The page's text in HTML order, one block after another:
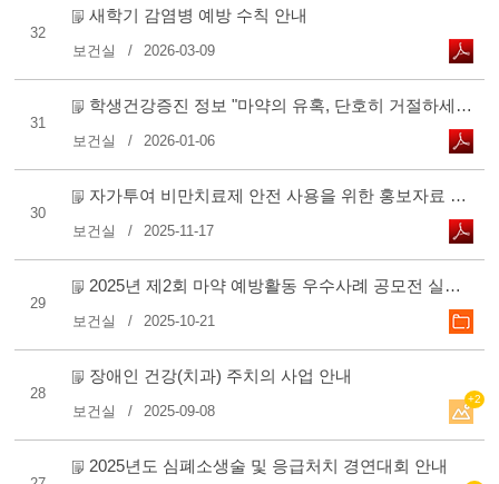
32
새학기 감염병 예방 수칙 안내
보건실 2026-03-09
31
학생건강증진 정보 "마약의 유혹, 단호히 거절하세요." 게시 ..
보건실 2026-01-06
30
자가투여 비만치료제 안전 사용을 위한 홍보자료 안내
보건실 2025-11-17
29
2025년 제2회 마약 예방활동 우수사례 공모전 실시 안내
보건실 2025-10-21
28
장애인 건강(치과) 주치의 사업 안내
+2
보건실 2025-09-08
2025년도 심폐소생술 및 응급처치 경연대회 안내